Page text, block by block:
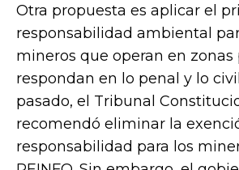
Otra propuesta es aplicar el
responsabilidad ambiental
mineros que operan en zonas
respondan en lo penal y lo
pasado, el Tribunal
recomendó eliminar la
responsabilidad para los